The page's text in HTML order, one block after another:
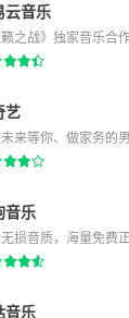
云音乐
籁之战》独家音乐合
艺
来等你、做家务的
音乐
损音质，海量免费
音乐